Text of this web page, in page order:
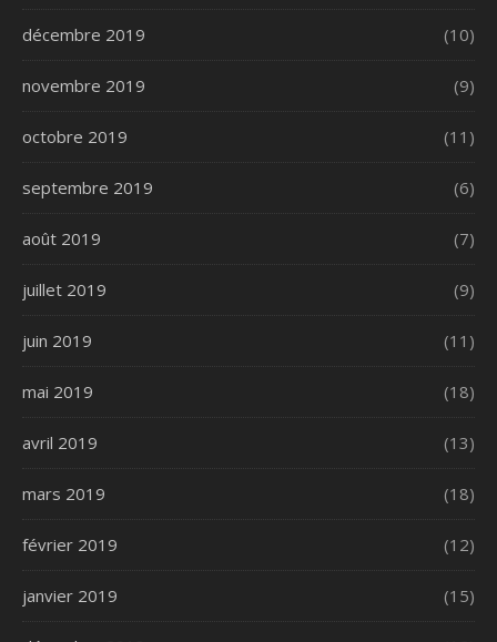
décembre 2019 (10)
novembre 2019 (9)
octobre 2019 (11)
septembre 2019 (6)
août 2019 (7)
juillet 2019 (9)
juin 2019 (11)
mai 2019 (18)
avril 2019 (13)
mars 2019 (18)
février 2019 (12)
janvier 2019 (15)